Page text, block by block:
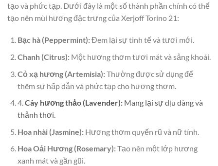
tạo và phức tạp. Dưới đây là một số thành phần chính có thể
tạo nên mùi hương đặc trưng của Xerjoff Torino 21:
Bạc hà (Peppermint):Đem lại sự tinh tế và tươi mới.
Chanh (Citrus):Một hương thơm tươi mát và sảng khoái.
Cỏ xạ hương (Artemisia):Thường được sử dụng để
thêm sự hấp dẫn và phức tạp cho hương thơm.
4.Cây hương thảo (Lavender):Mang lại sự dịu dàng và
thảnh thơi.
Hoa nhài (Jasmine):Hương thơm quyến rũ và nữ tính.
Hoa Oải Hương (Rosemary):Tạo nên một lớp hương
xanh mát và gần gũi.